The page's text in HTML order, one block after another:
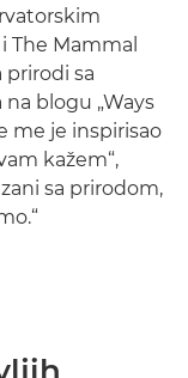
The Mammal
prirodi sa
blogu „Ways
me je inspirisao
kažem“,
sa prirodom,